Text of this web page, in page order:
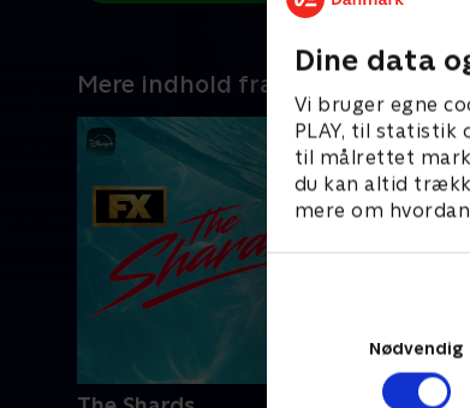
Dine data
Vi bruger egne
PLAY, til statistik
til målrettet
du kan altid
mere om
Nødvendig
Mere indhold fra Disney+